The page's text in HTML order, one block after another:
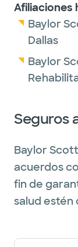
Afiliaciones
Baylor
Dallas
Baylor
Seguros
Baylor
acuerdos
fin de
salud estén